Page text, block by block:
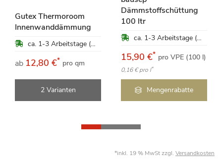
Gutex Thermoroom
Innenwanddämmung
ca. 1-3 Arbeitstage (Mo-Fr)
ab 12,80 €* pro qm
2 Varianten
Dämmstoffschüttung
100 ltr
ca. 1-3 Arbeitstage (Mo-Fr)
15,90 €* pro VPE (100 l)
0,16 €pro l*
Mengenrabatte
*inkl. 19 % MwSt zzgl. Versandkosten